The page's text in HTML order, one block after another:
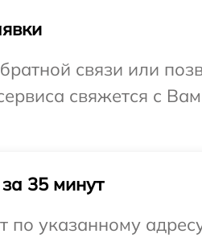
связи или
свяжется с
35 минут
по указанному